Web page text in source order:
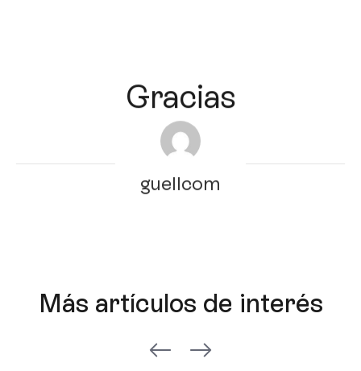
Gracias
guellcom
Más artículos de interés